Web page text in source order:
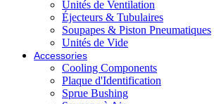
Unités de Ventilation
Éjecteurs & Tubulaires
Soupapes & Piston Pneumatiques
Unités de Vide
Accessories
Cooling Components
Plaque d'Identification
Sprue Bushing